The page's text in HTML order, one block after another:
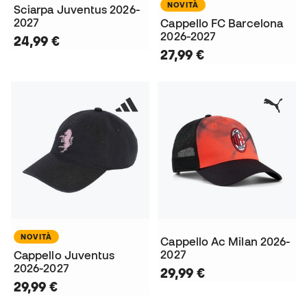
Sciarpa Juventus 2026-
2027
24,99 €
NOVITÀ
Cappello FC Barcelona
2026-2027
27,99 €
NOVITÀ
Cappello Juventus
2026-2027
29,99 €
Cappello Ac Milan 2026-
2027
29,99 €